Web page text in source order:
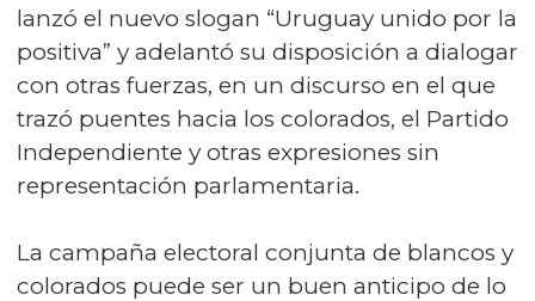
lanzó el nuevo slogan “Uruguay unido por la
positiva” y adelantó su disposición a dialogar
con otras fuerzas, en un discurso en el que
trazó puentes hacia los colorados, el Partido
Independiente y otras expresiones sin
representación parlamentaria.
La campaña electoral conjunta de blancos y
colorados puede ser un buen anticipo de lo